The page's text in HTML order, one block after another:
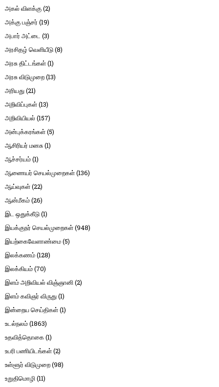
அகல் விளக்கு(2)
அக்கு பஞ்சர் (19)
அபார் அட்டை (3)
அரசிதழ் வெளியீடு(8)
அரசு திட்டங்கள்(1)
அரசு விடுமுறை(13)
அரியது(21)
அறிவிப்புகள்(13)
அறிவியியல் (157)
அன்புக்கரங்கள்(5)
ஆசிரியர் மனசு(1)
ஆச்சர்யம்(1)
ஆணையர் செயல்முறைகள்(136)
ஆய்வுகள்(22)
ஆன்மீகம்(26)
இட ஒதுக்கீடு(1)
இயக்குநர் செயல்முறைகள்(948)
இயற்கைவேளாண்மை(5)
இலக்கணம்(128)
இலக்கியம்(70)
இளம் அறிவியல் விஞ்ஞானி(2)
இளம் கவிஞர் விருது(1)
இன்றைய செய்திகள்(1)
உடல்நலம்(1863)
உதவித்தொகை(1)
உபரி பணியிடங்கள்(2)
உள்ளூர் விடுமுறை(98)
உறுதிமொழி(11)